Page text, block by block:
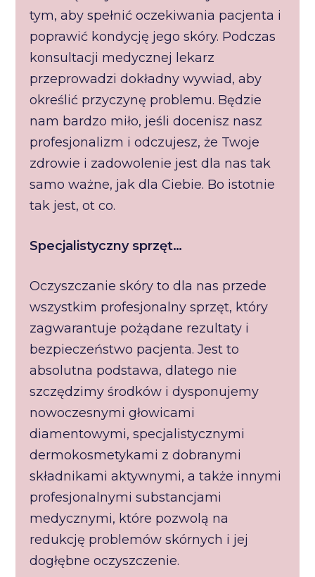
tym, aby spełnić oczekiwania pacjenta i
poprawić kondycję jego skóry. Podczas
konsultacji medycznej lekarz
przeprowadzi dokładny wywiad, aby
określić przyczynę problemu. Będzie
nam bardzo miło, jeśli docenisz nasz
profesjonalizm i odczujesz, że Twoje
zdrowie i zadowolenie jest dla nas tak
samo ważne, jak dla Ciebie. Bo istotnie
tak jest, ot co.
Specjalistyczny sprzęt…
Oczyszczanie skóry to dla nas przede
wszystkim profesjonalny sprzęt, który
zagwarantuje pożądane rezultaty i
bezpieczeństwo pacjenta. Jest to
absolutna podstawa, dlatego nie
szczędzimy środków i dysponujemy
nowoczesnymi głowicami
diamentowymi, specjalistycznymi
dermokosmetykami z dobranymi
składnikami aktywnymi, a także innymi
profesjonalnymi substancjami
medycznymi, które pozwolą na
redukcję problemów skórnych i jej
dogłębne oczyszczenie.